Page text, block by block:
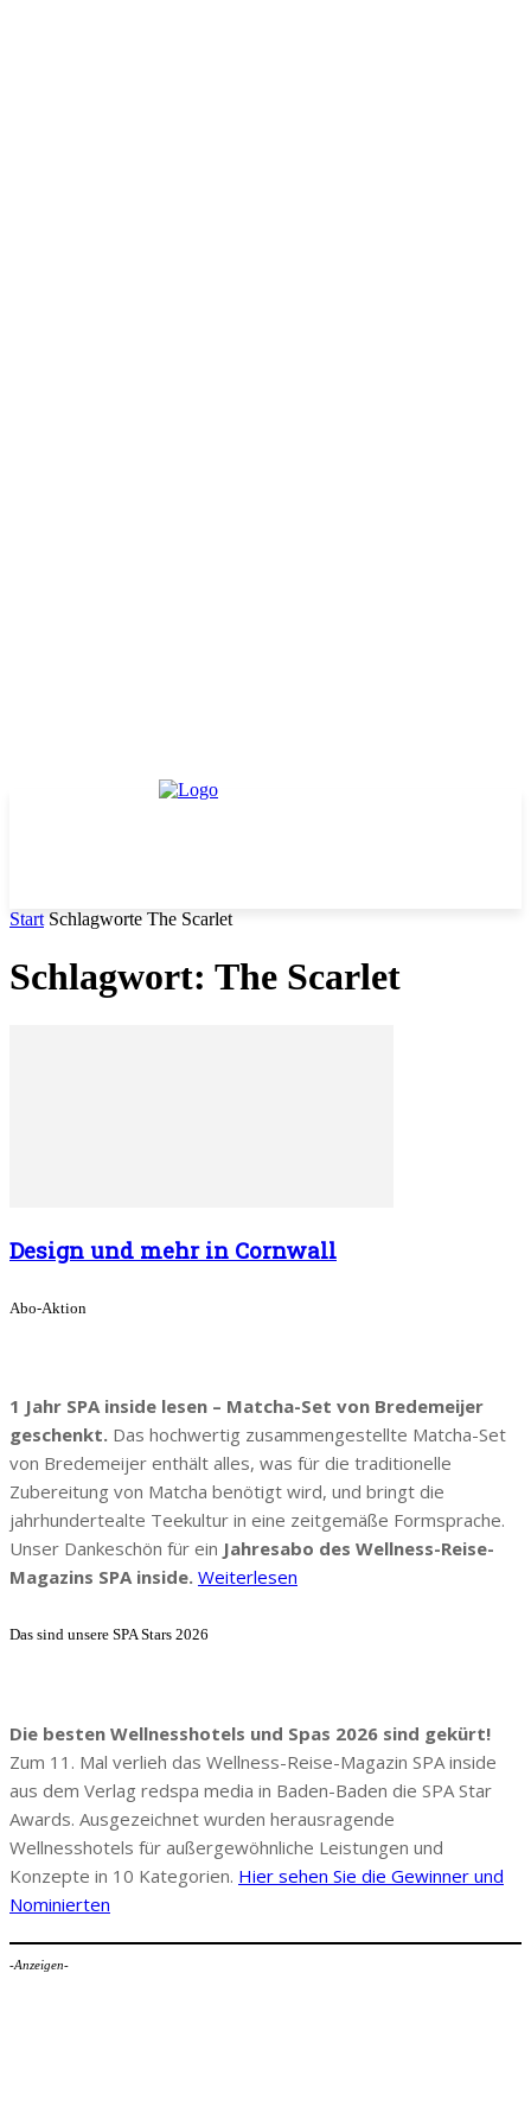
Start Schlagworte The Scarlet
Schlagwort: The Scarlet
Design und mehr in Cornwall
Abo-Aktion
1 Jahr SPA inside lesen – Matcha-Set von Bredemeijer
geschenkt. Das hochwertig zusammengestellte Matcha-Set
von Bredemeijer enthält alles, was für die traditionelle
Zubereitung von Matcha benötigt wird, und bringt die
jahrhundertealte Teekultur in eine zeitgemäße Formsprache.
Unser Dankeschön für ein Jahresabo des Wellness-Reise-
Magazins SPA inside. Weiterlesen
Das sind unsere SPA Stars 2026
Die besten Wellnesshotels und Spas 2026 sind gekürt!
Zum 11. Mal verlieh das Wellness-Reise-Magazin SPA inside
aus dem Verlag redspa media in Baden-Baden die SPA Star
Awards. Ausgezeichnet wurden herausragende
Wellnesshotels für außergewöhnliche Leistungen und
Konzepte in 10 Kategorien. Hier sehen Sie die Gewinner und
Nominierten
-Anzeigen-